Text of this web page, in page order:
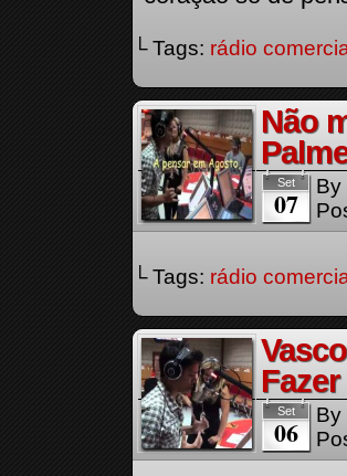
└ Tags: rádio
Não
Set
07
By
└ Tags: rádio
Set
06
By